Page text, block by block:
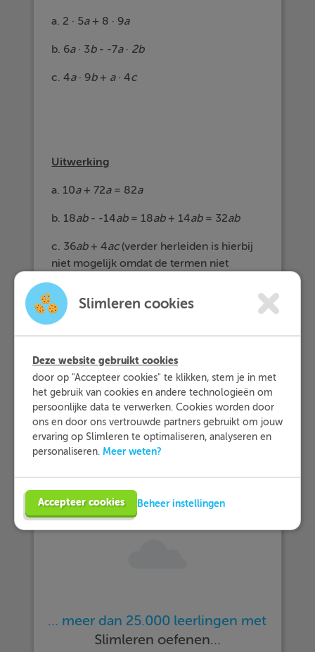
a. 2 · 5a+ 8 · 9a
b. 6a· 3b- -7a· 2b
c. 4a · 9b + a · 4c
Uitwerking
a. 10a + 72a= 82a
b. 18ab- -14ab= 18ab+ 14ab = 32ab
c. 36ab + 4ac(verder herleiden is hierbij
niet mogelijk omdat de termen niet
gelijksoortig zijn)
… meer dan 25.000 leerlingen met
Slimleren oefenen…
Slimleren cookies
Deze website gebruikt cookies
door op "Accepteer cookies" te klikken, stem je in met
het gebruik van cookies en andere technologieën om
persoonlijke data te verwerken. Cookies worden door
ons en door ons vertrouwde partners gebruikt om jouw
ervaring op Slimleren te optimaliseren, analyseren en
personaliseren. Meer weten?
Accepteer cookies Beheer instellingen